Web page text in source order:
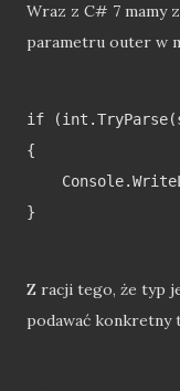
Wraz z C# 7 mamy
parametru outer w
if
{
}
Z racji tego, że typ
podawać konkretny